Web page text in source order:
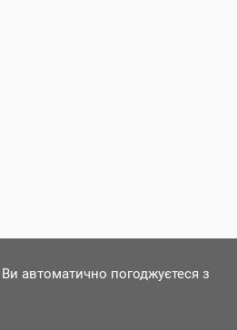
автоматично погоджуєтеся з